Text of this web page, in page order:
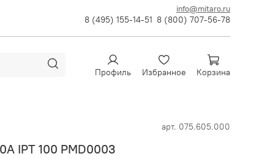
info@mitaro.ru
8 (495) 155-14-51 8 (800) 707-56-78
Профиль Избранное Корзина
арт. 075.605.000
IPT 100 PMD0003